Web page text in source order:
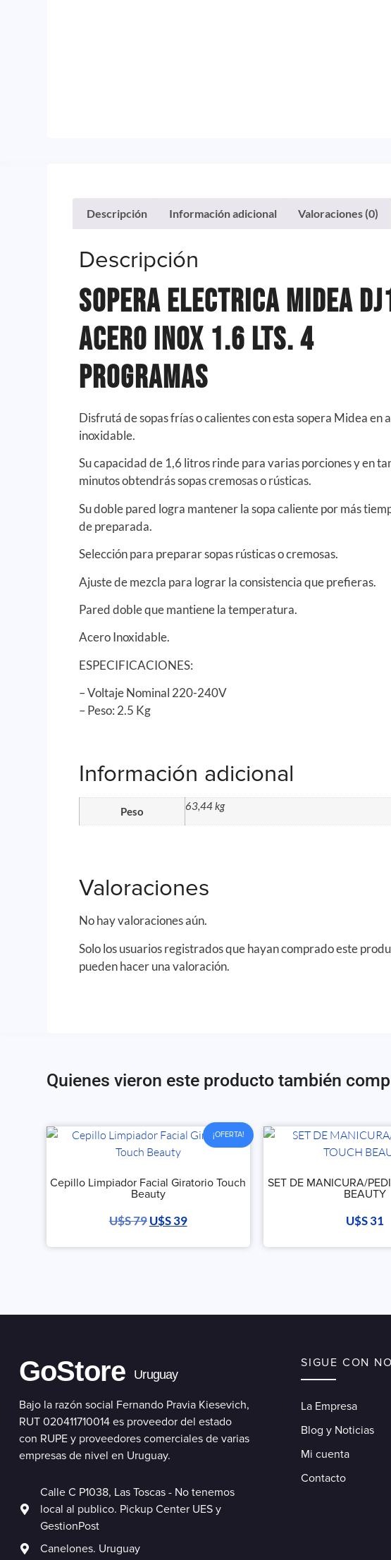
Descripción Información adicional Valoraciones (0)
Descripción
Sopera Electrica Midea
Acero Inox 1.6 Lts. 4
Programas
Disfrutá de sopas frías o calientes con esta sopera Midea en
inoxidable.
Su capacidad de 1,6 litros rinde para varias porciones y en
minutos obtendrás sopas cremosas o rústicas.
Su doble pared logra mantener la sopa caliente por más
de preparada.
Selección para preparar sopas rústicas o cremosas.
Ajuste de mezcla para lograr la consistencia que prefieras.
Pared doble que mantiene la temperatura.
Acero Inoxidable.
ESPECIFICACIONES:
– Voltaje Nominal 220-240V
– Peso: 2.5 Kg
Información adicional
Peso 63,44 kg
Valoraciones
No hay valoraciones aún.
Solo los usuarios registrados que hayan comprado este
pueden hacer una valoración.
Quienes vieron este producto también
¡OFERTA!
Cepillo Limpiador Facial Giratorio Touch
Beauty
U$S79 U$S39
SET DE MANICURA/
BEAUTY
U$S31
GoStore Uruguay
Bajo la razón social Fernando Pravia Kiesevich,
RUT 020411710014 es proveedor del estado
con RUPE y proveedores comerciales de varias
empresas de nivel en Uruguay.
Calle C P1038, Las Toscas - No tenemos
local al publico. Pickup Center UES y
GestionPost
Canelones. Uruguay
SIGUE CON
La Empresa
Blog y Noticias
Mi cuenta
Contacto